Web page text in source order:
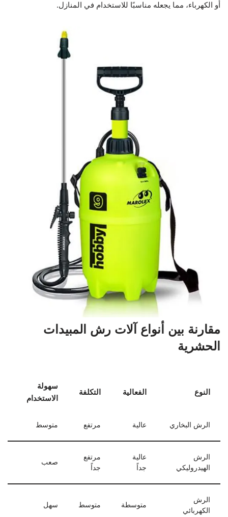
أو الكهرباء، مما يجعله مناسبًا للاستخدام في المنازل.
مقارنة بين أنواع آلات رش المبيدات
الحشرية
النوع الفعالية التكلفة
سهولة
الاستخدام
الرش البخاري عالية مرتفع متوسط
الرش
الهيدروليكي
عالية
جداً
مرتفع
جداً
صعب
الرش
الكهربائي
متوسطة متوسط سهل